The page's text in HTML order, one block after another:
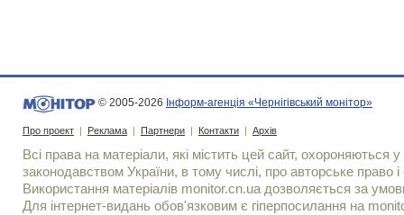
© 2005-2026 Інформ-агенція «Чернігівський монітор»
Про проект | Реклама | Партнери | Контакти | Архів
Всі права на матеріали, які містить цей сайт, охороняються у
законодавством України, в тому числі, про авторське право і
Використання матерiалiв monitor.cn.ua дозволяється за
Для iнтернет-видань обов'язковим є гiперпосилання на